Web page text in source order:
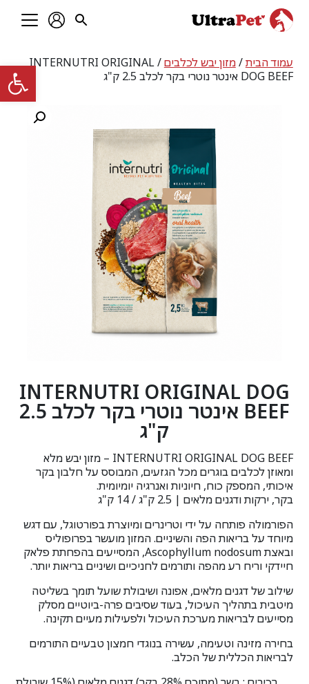
פתח עמוד הבית/מזון יבש לכלבים
/ INTERNUTRI ORIGINAL
DOG BEEF אינטר נוטרי בקר לכלב 2.5 ק"ג
INTERNUTRI ORIGINAL DOG
BEEF אינטר נוטרי בקר לכלב 2.5
ק"ג
INTERNUTRI ORIGINAL DOG BEEF – מזון יבש מלא
ומאוזן לכלבים בוגרים מכל הגזעים, המבוסס על חלבון בקר
איכותי, המספק כוח, חיוניות ואנרגיה יומיומית.
בקר, ירקות ודגנים מלאים | 2.5 ק"ג / 14 ק"ג
הפורמולה פותחה על ידי וטרינרים ומיוצרת בפורטוגל, עם דגש
מיוחד על בריאות הפה והשיניים. המזון מועשר בפרופוליס
ובאצת Ascophyllum nodosum, המסייעים בהפחתת פלאק
חיידקי וריח רע מהפה ותורמים לחניכיים ושיניים בריאות יותר.
שילוב של דגנים מלאים, אפונה ושיבולת שועל תומך בשליטה
מיטבית בתהליך העיכול, בעוד שסיבים פרה-ביוטיים מסלק
מסייעים לבריאות מערכת העיכול ולפעילות מעיים תקינה.
בחירה מזינה וטעימה, עשירה בנוגדי חמצון טבעיים התורמים
לבריאות הכללית של הכלב.